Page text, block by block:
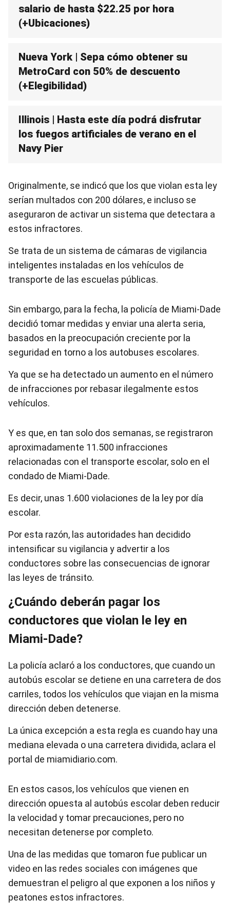
salario de hasta $22.25 por hora
(+Ubicaciones)
Nueva York | Sepa cómo obtener su
MetroCard con 50% de descuento
(+Elegibilidad)
Illinois | Hasta este día podrá disfrutar
los fuegos artificiales de verano en el
Navy Pier
Originalmente, se indicó que los que violan esta ley
serían multados con 200 dólares, e incluso se
aseguraron de activar un sistema que detectara a
estos infractores.
Se trata de un sistema de cámaras de vigilancia
inteligentes instaladas en los vehículos de
transporte de las escuelas públicas.
Sin embargo, para la fecha, la policía de Miami-Dade
decidió tomar medidas y enviar una alerta seria,
basados en la preocupación creciente por la
seguridad en torno a los autobuses escolares.
Ya que se ha detectado un aumento en el número
de infracciones por rebasar ilegalmente estos
vehículos.
Y es que, en tan solo dos semanas, se registraron
aproximadamente 11.500 infracciones
relacionadas con el transporte escolar, solo en el
condado de Miami-Dade.
Es decir, unas 1.600 violaciones de la ley por día
escolar.
Por esta razón, las autoridades han decidido
intensificar su vigilancia y advertir a los
conductores sobre las consecuencias de ignorar
las leyes de tránsito.
¿Cuándo deberán pagar los
conductores que violan le ley en
Miami-Dade?
La policía aclaró a los conductores, que cuando un
autobús escolar se detiene en una carretera de dos
carriles, todos los vehículos que viajan en la misma
dirección deben detenerse.
La única excepción a esta regla es cuando hay una
mediana elevada o una carretera dividida, aclara el
portal de miamidiario.com.
En estos casos, los vehículos que vienen en
dirección opuesta al autobús escolar deben reducir
la velocidad y tomar precauciones, pero no
necesitan detenerse por completo.
Una de las medidas que tomaron fue publicar un
video en las redes sociales con imágenes que
demuestran el peligro al que exponen a los niños y
peatones estos infractores.